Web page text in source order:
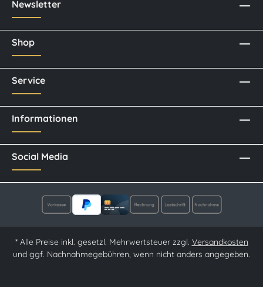
Newsletter
Social Media
Shop
Service
Informationen
* Alle Preise inkl. gesetzl. Mehrwertsteuer zzgl. Versandkosten
und ggf. Nachnahmegebühren, wenn nicht anders angegeben.